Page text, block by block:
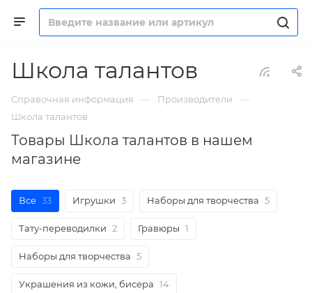
Школа талантов
Справочная информация — Производители —
Школа талантов
Товары Школа талантов в нашем
магазине
Все 33 Игрушки 3 Наборы для творчества 5
Тату-переводилки 2 Гравюры 1
Наборы для творчества 5
Украшения из кожи, бисера 14